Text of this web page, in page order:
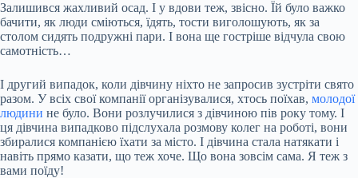
Залишився жахливий осад. І у вдови теж, звісно. Їй було важко
бачити, як люди сміються, їдять, тости виголошують, як за
столом сидять подружні пари. І вона ще гостріше відчула свою
самотність…
І другий випадок, коли дівчину ніхто не запросив зустріти свято
разом. У всіх свої компанії організувалися, хтось поїхав, молодої
людини не було. Вони розлучилися з дівчиною пів року тому. І
ця дівчина випадково підслухала розмову колег на роботі, вони
збиралися компанією їхати за місто. І дівчина стала натякати і
навіть прямо казати, що теж хоче. Що вона зовсім сама. Я теж з
вами поїду!